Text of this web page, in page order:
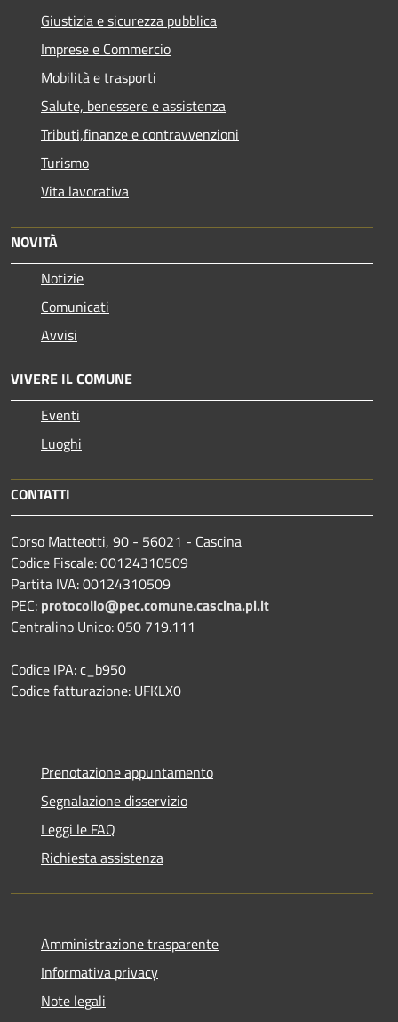
Giustizia e sicurezza pubblica
Imprese e Commercio
Mobilità e trasporti
Salute, benessere e assistenza
Tributi,finanze e contravvenzioni
Turismo
Vita lavorativa
NOVITÀ
Notizie
Comunicati
Avvisi
VIVERE IL COMUNE
Eventi
Luoghi
CONTATTI
Corso Matteotti, 90 - 56021 - Cascina
Codice Fiscale: 00124310509
Partita IVA: 00124310509
PEC: protocollo@pec.comune.cascina.pi.it
Centralino Unico: 050 719.111
Codice IPA: c_b950
Codice fatturazione: UFKLX0
Prenotazione appuntamento
Segnalazione disservizio
Leggi le FAQ
Richiesta assistenza
Amministrazione trasparente
Informativa privacy
Note legali